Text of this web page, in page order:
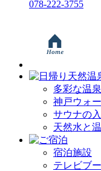
078-222-3755
多彩な温泉
神戸ウォ
サウナの
天然水と
宿泊施設
テレビブ